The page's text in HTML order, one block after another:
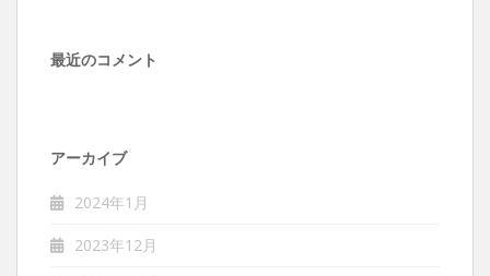
最近のコメント
アーカイブ
2024年1月
2023年12月